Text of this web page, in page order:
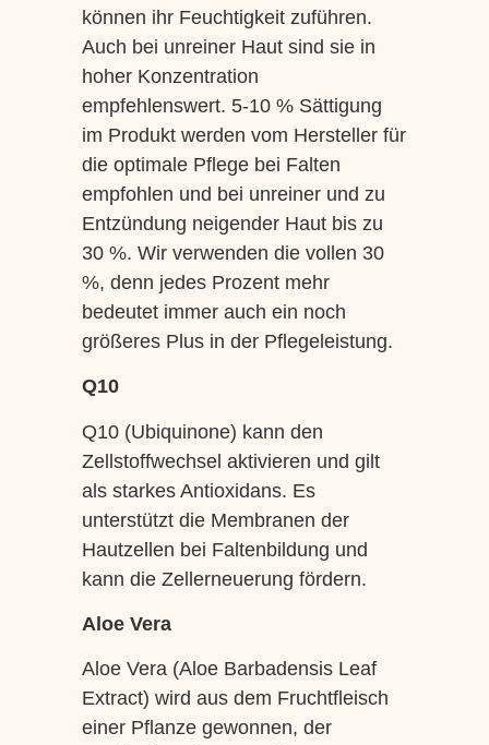
können ihr Feuchtigkeit zuführen.
Auch bei unreiner Haut sind sie in
hoher Konzentration
empfehlenswert. 5-10 % Sättigung
im Produkt werden vom Hersteller für
die optimale Pflege bei Falten
empfohlen und bei unreiner und zu
Entzündung neigender Haut bis zu
30 %. Wir verwenden die vollen 30
%, denn jedes Prozent mehr
bedeutet immer auch ein noch
größeres Plus in der Pflegeleistung.
Q10
Q10 (Ubiquinone) kann den
Zellstoffwechsel aktivieren und gilt
als starkes Antioxidans. Es
unterstützt die Membranen der
Hautzellen bei Faltenbildung und
kann die Zellerneuerung fördern.
Aloe Vera
Aloe Vera (Aloe Barbadensis Leaf
Extract) wird aus dem Fruchtfleisch
einer Pflanze gewonnen, der